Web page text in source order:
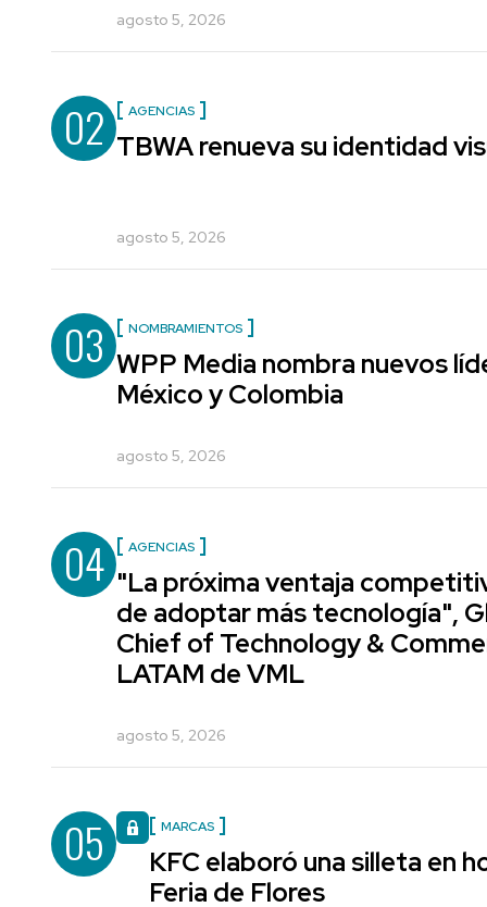
agosto 5, 2026
02 AGENCIAS
TBWA renueva su identidad
agosto 5, 2026
03 NOMBRAMIENTOS
WPP Media nombra nuevos
México y Colombia
agosto 5, 2026
04 AGENCIAS
"La próxima ventaja
de adoptar más tecnología",
Chief of Technology &
LATAM de VML
agosto 5, 2026
05 MARCAS
KFC elaboró una silleta en
Feria de Flores